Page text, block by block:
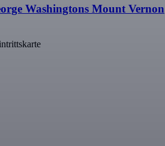
Washingtons Mount Vernon